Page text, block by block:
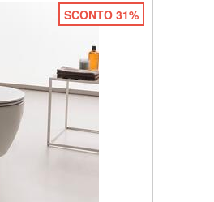
SCONTO 31%